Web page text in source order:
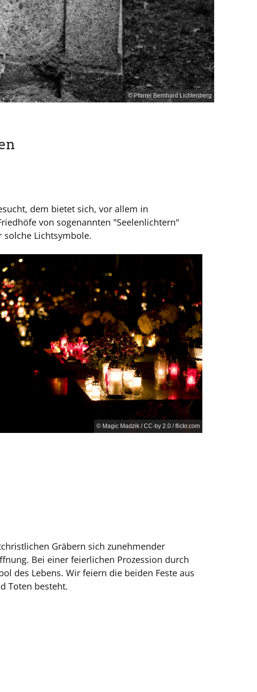
© Pfarrei Bernhard Lichtenberg
dem bietet sich, vor allem in
von sogenannten "Seelenlichtern"
Lichtsymbole.
© Magic Madzik / CC-by 2.0 / flickr.com
Gräbern sich zunehmender
Bei einer feierlichen Prozession durch
des Lebens. Wir feiern die beiden Feste aus
Toten besteht.